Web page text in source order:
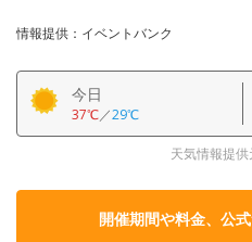
情報提供：イベントバンク
今日
37℃／29℃
天気情報提
開催期間や料金、公